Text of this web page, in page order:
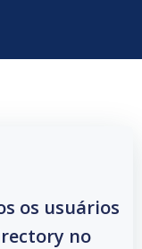
os usuários
no